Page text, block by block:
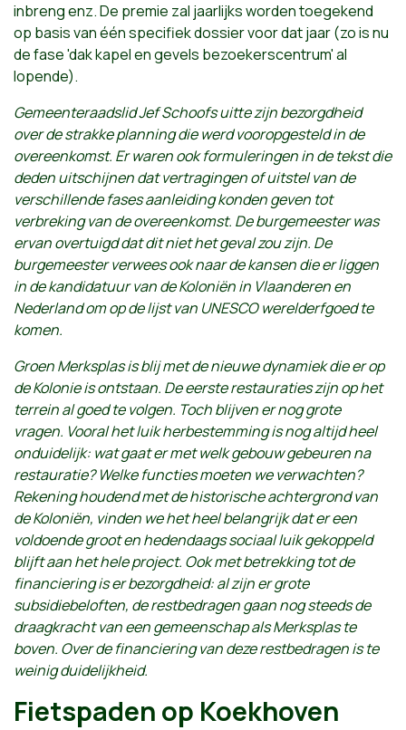
inbreng enz. De premie zal jaarlijks worden toegekend
op basis van één specifiek dossier voor dat jaar (zo is nu
de fase 'dak kapel en gevels bezoekerscentrum' al
lopende).
Gemeenteraadslid Jef Schoofs uitte zijn bezorgdheid
over de strakke planning die werd vooropgesteld in de
overeenkomst. Er waren ook formuleringen in de tekst die
deden uitschijnen dat vertragingen of uitstel van de
verschillende fases aanleiding konden geven tot
verbreking van de overeenkomst. De burgemeester was
ervan overtuigd dat dit niet het geval zou zijn. De
burgemeester verwees ook naar de kansen die er liggen
in de kandidatuur van de Koloniën in Vlaanderen en
Nederland om op de lijst van UNESCO werelderfgoed te
komen.
Groen Merksplas is blij met de nieuwe dynamiek die er op
de Kolonie is ontstaan. De eerste restauraties zijn op het
terrein al goed te volgen. Toch blijven er nog grote
vragen. Vooral het luik herbestemming is nog altijd heel
onduidelijk: wat gaat er met welk gebouw gebeuren na
restauratie? Welke functies moeten we verwachten?
Rekening houdend met de historische achtergrond van
de Koloniën, vinden we het heel belangrijk dat er een
voldoende groot en hedendaags sociaal luik gekoppeld
blijft aan het hele project. Ook met betrekking tot de
financiering is er bezorgdheid: al zijn er grote
subsidiebeloften, de restbedragen gaan nog steeds de
draagkracht van een gemeenschap als Merksplas te
boven. Over de financiering van deze restbedragen is te
weinig duidelijkheid.
Fietspaden op Koekhoven